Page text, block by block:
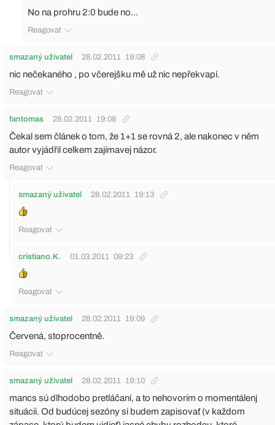
No na prohru 2:0 bude no...
Reagovat
smazaný uživatel 28.02.2011 19:08
nic nečekaného , po včerejšku mě už nic nepřekvapí.
Reagovat
fantomas 28.02.2011 19:08
Čekal sem článek o tom, že 1+1 se rovná 2, ale nakonec v něm
autor vyjádřil celkem zajímavej názor.
Reagovat
smazaný uživatel 28.02.2011 19:13
Reagovat
cristiano.K. 01.03.2011 09:23
Reagovat
smazaný uživatel 28.02.2011 19:09
Červená, stoprocentně.
Reagovat
smazaný uživatel 28.02.2011 19:10
mancs sú dlhodobo pretláčaní, a to nehovorím o momentálenj
situácii. Od budúcej sezóny si budem zapisovať (v každom